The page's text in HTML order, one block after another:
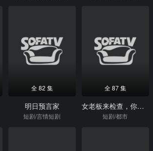
全 82 集
明日预言家
短剧/言情短剧
全 87 集
女老板来检查，你带她工地搬砖
短剧/都市